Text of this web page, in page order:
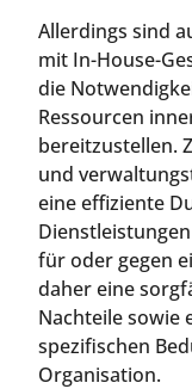
Allerdings sind
mit In-House-
die
Ressourcen
bereitzustellen.
und
eine effiziente
für oder gegen
daher eine
Nachteile sowie
spezifischen
Organisation.